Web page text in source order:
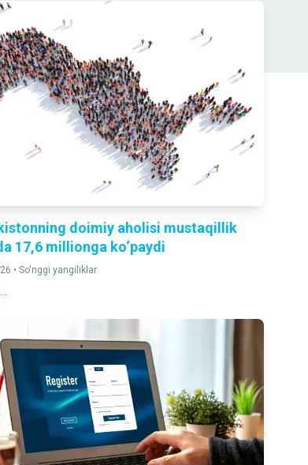
doimiy aholisi mustaqillik
17,6 millionga ko‘paydi
•So'nggi yangiliklar